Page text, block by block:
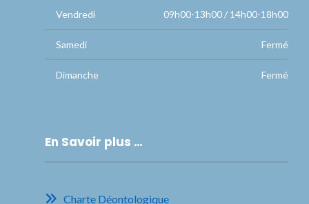
Vendredi 09h00-13h00 / 14h00-18h00
Samedi Fermé
Dimanche Fermé
En Savoir plus …
Charte Déontologique